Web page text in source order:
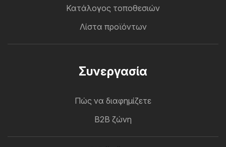
Κατάλογος τοποθεσιών
Λίστα προϊόντων
Συνεργασία
Πώς να διαφημίζετε
B2B ζώνη